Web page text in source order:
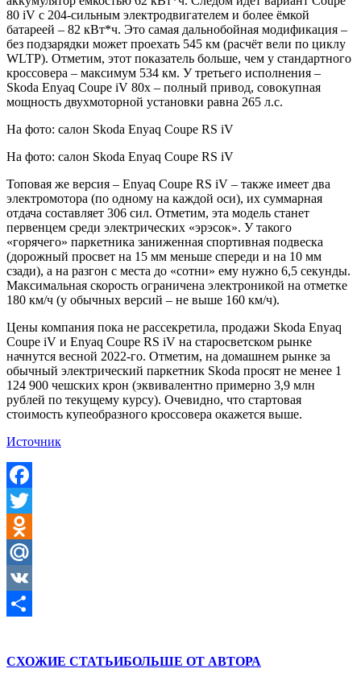
80 iV с 204-сильным электродвигателем и более ёмкой
батареей – 82 кВт*ч. Это самая дальнобойная модификация –
без подзарядки может проехать 545 км (расчёт вели по циклу
WLTP). Отметим, этот показатель больше, чем у стандартного
кроссовера – максимум 534 км. У третьего исполнения –
Skoda Enyaq Coupe iV 80x – полный привод, совокупная
мощность двухмоторной установки равна 265 л.с.
На фото: салон Skoda Enyaq Coupe RS iV
На фото: салон Skoda Enyaq Coupe RS iV
Топовая же версия – Enyaq Coupe RS iV – также имеет два
электромотора (по одному на каждой оси), их суммарная
отдача составляет 306 сил. Отметим, эта модель станет
первенцем среди электрических «эрэсок». У такого
«горячего» паркетника заниженная спортивная подвеска
(дорожный просвет на 15 мм меньше спереди и на 10 мм
сзади), а на разгон с места до «сотни» ему нужно 6,5 секунды.
Максимальная скорость ограничена электроникой на отметке
180 км/ч (у обычных версий – не выше 160 км/ч).
Цены компания пока не рассекретила, продажи Skoda Enyaq
Coupe iV и Enyaq Coupe RS iV на старосветском рынке
начнутся весной 2022-го. Отметим, на домашнем рынке за
обычный электрический паркетник Skoda просят не менее 1
124 900 чешских крон (эквивалентно примерно 3,9 млн
рублей по текущему курсу). Очевидно, что стартовая
стоимость купеобразного кроссовера окажется выше.
Источник
Facebook
Twitter
Odnoklassniki
Mail.Ru
VK
СХОЖИЕ СТАТЬИБОЛЬШЕ ОТ АВТОРА